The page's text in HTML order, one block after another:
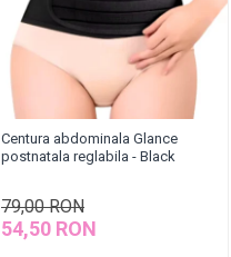
Centura abdominala Glance
postnatala reglabila - Black
79,00 RON
54,50 RON